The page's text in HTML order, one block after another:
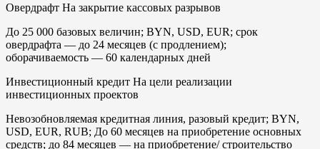
Овердрафт На закрытие кассовых разрывов
До 25 000 базовых величин; BYN, USD, EUR; срок
овердрафта — до 24 месяцев (с продлением);
оборачиваемость — 60 календарных дней
Инвестиционный кредит На цели реализации
инвестиционных проектов
Невозобновляемая кредитная линия, разовый кредит; BYN,
USD, EUR, RUB; До 60 месяцев на приобретение основных
средств; до 84 месяцев — на приобретение/ строительство